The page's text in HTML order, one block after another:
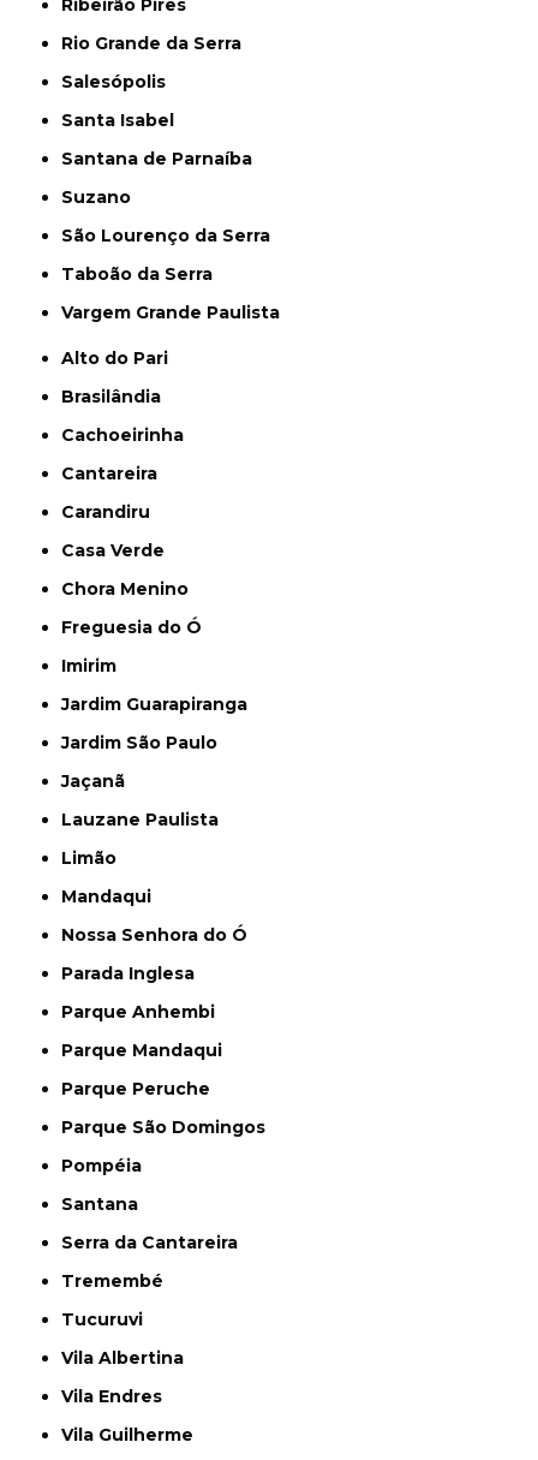
Ribeirão Pires
Rio Grande da Serra
Salesópolis
Santa Isabel
Santana de Parnaíba
Suzano
São Lourenço da Serra
Taboão da Serra
Vargem Grande Paulista
Alto do Pari
Brasilândia
Cachoeirinha
Cantareira
Carandiru
Casa Verde
Chora Menino
Freguesia do Ó
Imirim
Jardim Guarapiranga
Jardim São Paulo
Jaçanã
Lauzane Paulista
Limão
Mandaqui
Nossa Senhora do Ó
Parada Inglesa
Parque Anhembi
Parque Mandaqui
Parque Peruche
Parque São Domingos
Pompéia
Santana
Serra da Cantareira
Tremembé
Tucuruvi
Vila Albertina
Vila Endres
Vila Guilherme